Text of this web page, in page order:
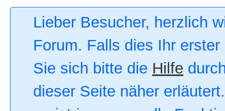
Lieber Besucher, herzlich
Forum. Falls dies Ihr
Sie sich bitte die Hilfe
dieser Seite näher